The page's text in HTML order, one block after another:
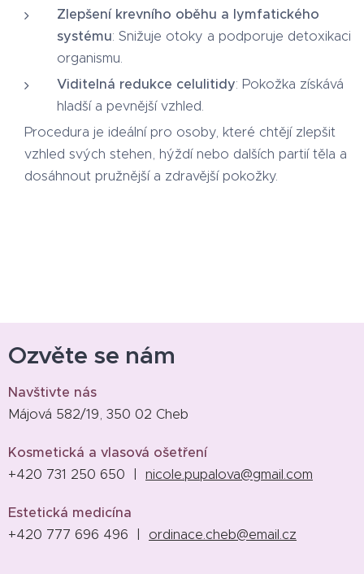
Zlepšení krevního oběhu a lymfatického
systému: Snižuje otoky a podporuje detoxikaci
organismu.
Viditelná redukce celulitidy: Pokožka získává
hladší a pevnější vzhled.
Procedura je ideální pro osoby, které chtějí zlepšit
vzhled svých stehen, hýždí nebo dalších partií těla a
dosáhnout pružnější a zdravější pokožky.
Ozvěte se nám
Navštivte nás
Májová 582/19, 350 02 Cheb
Kosmetická a vlasová ošetření
+420 731 250 650 | nicole.pupalova@gmail.com
Estetická medicína
+420 777 696 496 | ordinace.cheb@email.cz